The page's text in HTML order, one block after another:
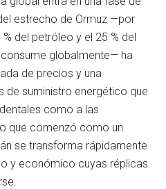
estrecho de Ormuz —por
del petróleo y el 25 % del
globalmente— ha
de precios y una
de suministro energético que
como a las
que comenzó como un
se transforma rápidamente
y económico cuyas réplicas